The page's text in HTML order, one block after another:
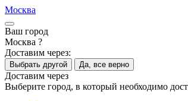
Москва
Ваш город
Москва ?
Доставим через:
Выбрать другой Да, все верно
Доставим через
Выберите город, в который необходимо